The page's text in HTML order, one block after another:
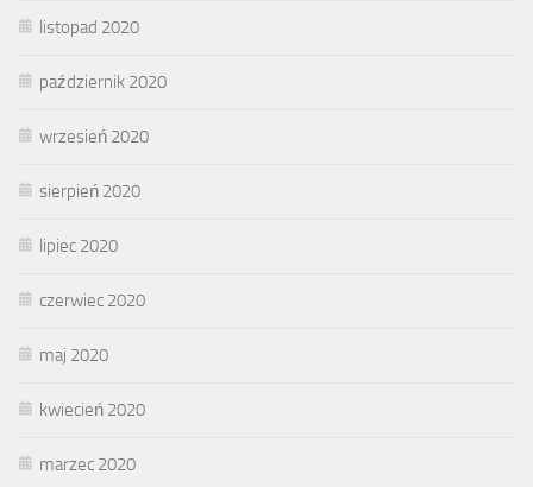
listopad 2020
październik 2020
wrzesień 2020
sierpień 2020
lipiec 2020
czerwiec 2020
maj 2020
kwiecień 2020
marzec 2020